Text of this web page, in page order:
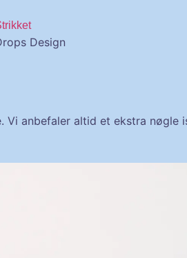
Design
anbefaler altid et ekstra nøgle